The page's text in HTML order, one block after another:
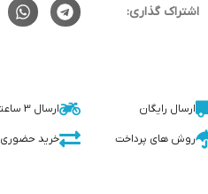
اشتراک گذاری:
ارسال رایگان ارسال 3 ساعته
روش های پرداخت خرید حضوری